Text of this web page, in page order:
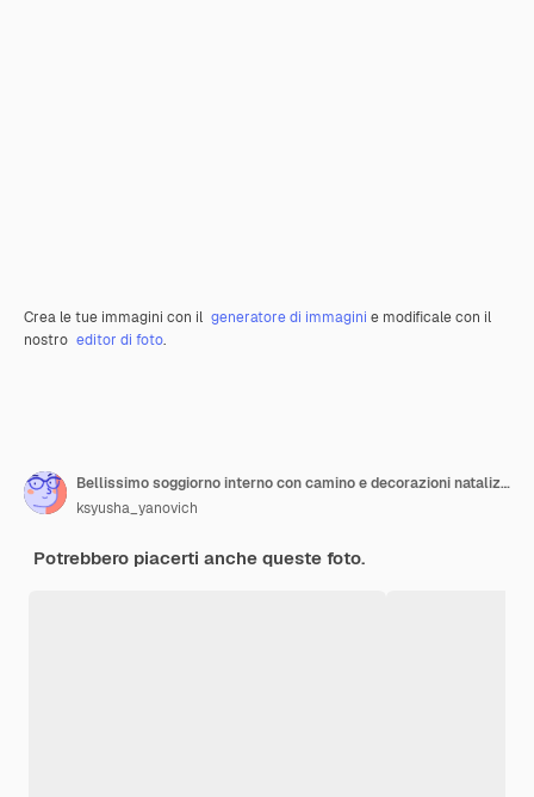
Crea le tue immagini con il generatore di immagini e modificale con il
nostro editor di foto.
Bellissimo soggiorno interno con camino e decorazioni natalizie albero di Natale
ksyusha_yanovich
Potrebbero piacerti anche queste foto.